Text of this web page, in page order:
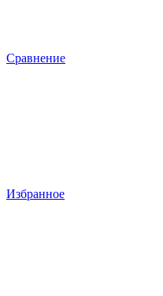
Сравнение
Избранное